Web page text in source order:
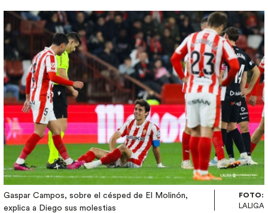
Imagen
Gaspar Campos, sobre el césped de El Molinón,
explica a Diego sus molestias
FOTO:
LALIGA